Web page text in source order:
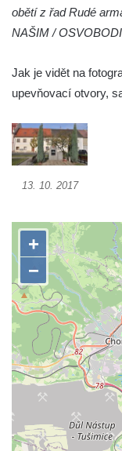
Pomník obětem
nad Vltavou
Hostíně u
Kenotaf
Hrob Václava
nad Vltavou
Pomník
v Lužci nad
Pomník
silnice severně
Kenotaf Alfeda
Hrobčicích
Pomník
Pomník obětem
obětí z řad Rudé
NAŠIM /
Jak je vidět na
upevňovací otvory,
13. 10. 2017